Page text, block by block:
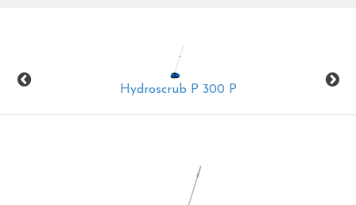
Hydroscrub P 300 P